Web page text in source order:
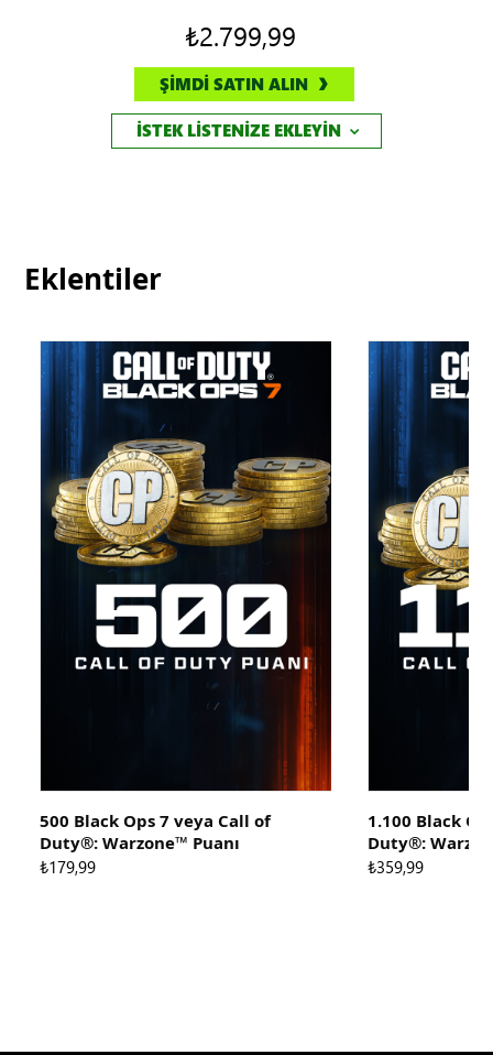
₺2.799,99
ŞİMDİ SATIN ALIN
İSTEK LİSTENİZE EKLEYİN
Eklentiler
500 Black Ops 7 veya Call of
Duty®: Warzone™ Puanı
₺179,99
1.100 Black
Duty®:
₺359,99